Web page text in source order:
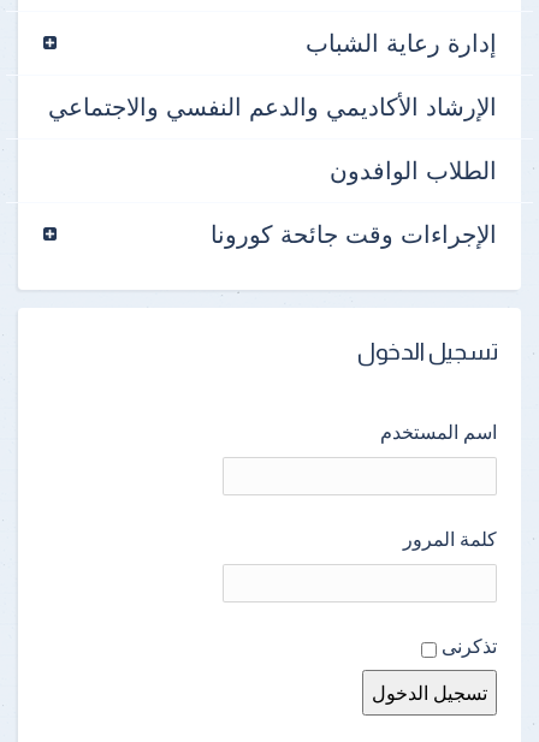
إدارة رعاية الشباب
الإرشاد الأكاديمي والدعم النفسي والاجتماعي
الطلاب الوافدون
الإجراءات وقت جائحة كورونا
تسجيل الدخول
اسم المستخدم
كلمة المرور
تذكرنى